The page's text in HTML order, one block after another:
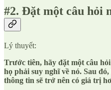
#2. Đặt một câu hỏi
Lý thuyết:
Trước tiên, hãy đặt một câu
họ phải suy nghĩ về nó. Sau
thông tin sẽ trở nên có giá trị